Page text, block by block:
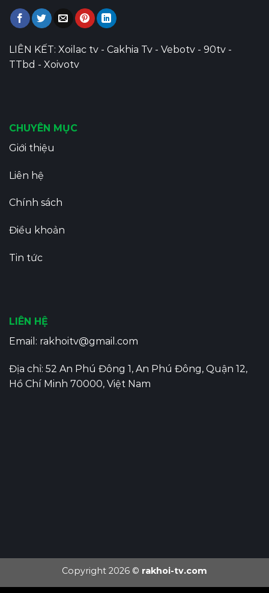
LIÊN KẾT: Xoilac tv - Cakhia Tv - Vebotv - 90tv -
TTbd - Xoivotv
CHUYÊN MỤC
Giới thiệu
Liên hệ
Chính sách
Điều khoản
Tin tức
LIÊN HỆ
Email: rakhoitv@gmail.com
Địa chỉ: 52 An Phú Đông 1, An Phú Đông, Quận 12,
Hồ Chí Minh 70000, Việt Nam
Copyright 2026 © rakhoi-tv.com